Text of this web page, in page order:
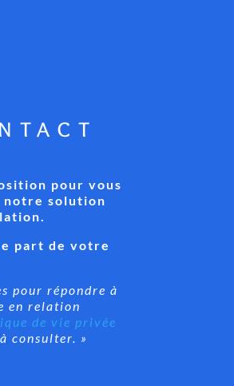
pour vous
notre solution
part de votre
pour répondre à
en relation
de vie privée
consulter. »